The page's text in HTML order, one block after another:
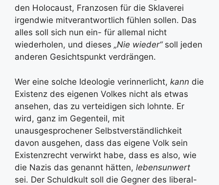
den Holocaust, Franzosen für die Sklaverei
irgendwie mitverantwortlich fühlen sollen. Das
alles soll sich nun ein- für allemal nicht
wiederholen, und dieses „Nie wieder“soll jeden
anderen Gesichtspunkt verdrängen.
Wer eine solche Ideologie verinnerlicht, kann die
Existenz des eigenen Volkes nicht als etwas
ansehen, das zu verteidigen sich lohnte. Er
wird, ganz im Gegenteil, mit
unausgesprochener Selbstverständlichkeit
davon ausgehen, dass das eigene Volk sein
Existenzrecht verwirkt habe, dass es also, wie
die Nazis das genannt hätten, lebensunwert
sei. Der Schuldkult soll die Gegner des liberal-